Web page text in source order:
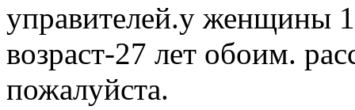
управителей.у женщины
возраст-27 лет обоим.
пожалуйста.